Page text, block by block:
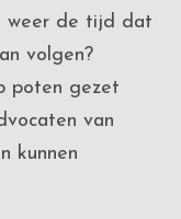
weer de tijd dat
volgen?
poten gezet
van
kunnen